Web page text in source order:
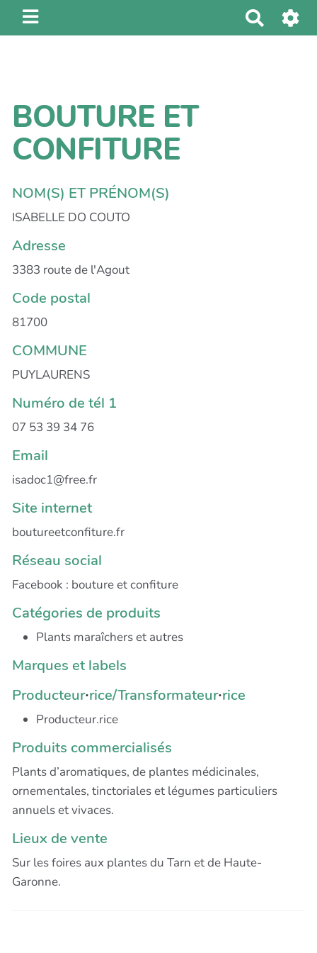
e
BOUTURE ET
CONFITURE
NOM(S) ET PRÉNOM(S)
ISABELLE DO COUTO
Adresse
3383 route de l'Agout
Code postal
81700
COMMUNE
PUYLAURENS
Numéro de tél 1
07 53 39 34 76
Email
isadoc1@free.fr
Site internet
boutureetconfiture.fr
Réseau social
Facebook : bouture et confiture
Catégories de produits
Plants maraîchers et autres
Marques et labels
Producteur·rice/Transformateur·rice
Producteur.rice
Produits commercialisés
Plants d’aromatiques, de plantes médicinales,
ornementales, tinctoriales et légumes particuliers
annuels et vivaces.
Lieux de vente
Sur les foires aux plantes du Tarn et de Haute-
Garonne.